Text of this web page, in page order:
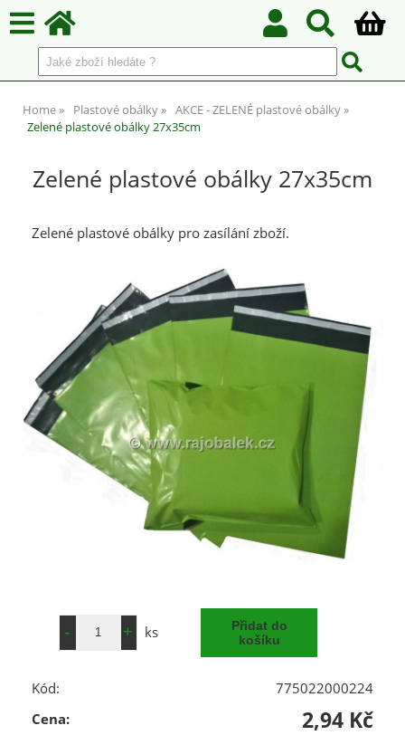
Home Plastové obálky
AKCE - ZELENÉ plastové obálky
Zelené plastové obálky 27x35cm
Zelené plastové obálky 27x35cm
Zelené plastové obálky pro zasílání zboží.
ks
Kód:
775022000224
Cena:
2,94 Kč